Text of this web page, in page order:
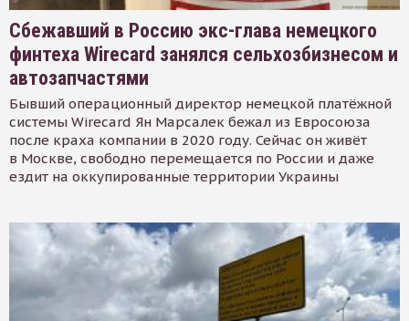
Сбежавший в Россию экс-глава немецкого
финтеха Wirecard занялся сельхозбизнесом и
автозапчастями
Бывший операционный директор немецкой платёжной
системы Wirecard Ян Марсалек бежал из Евросоюза
после краха компании в 2020 году. Сейчас он живёт
в Москве, свободно перемещается по России и даже
ездит на оккупированные территории Украины